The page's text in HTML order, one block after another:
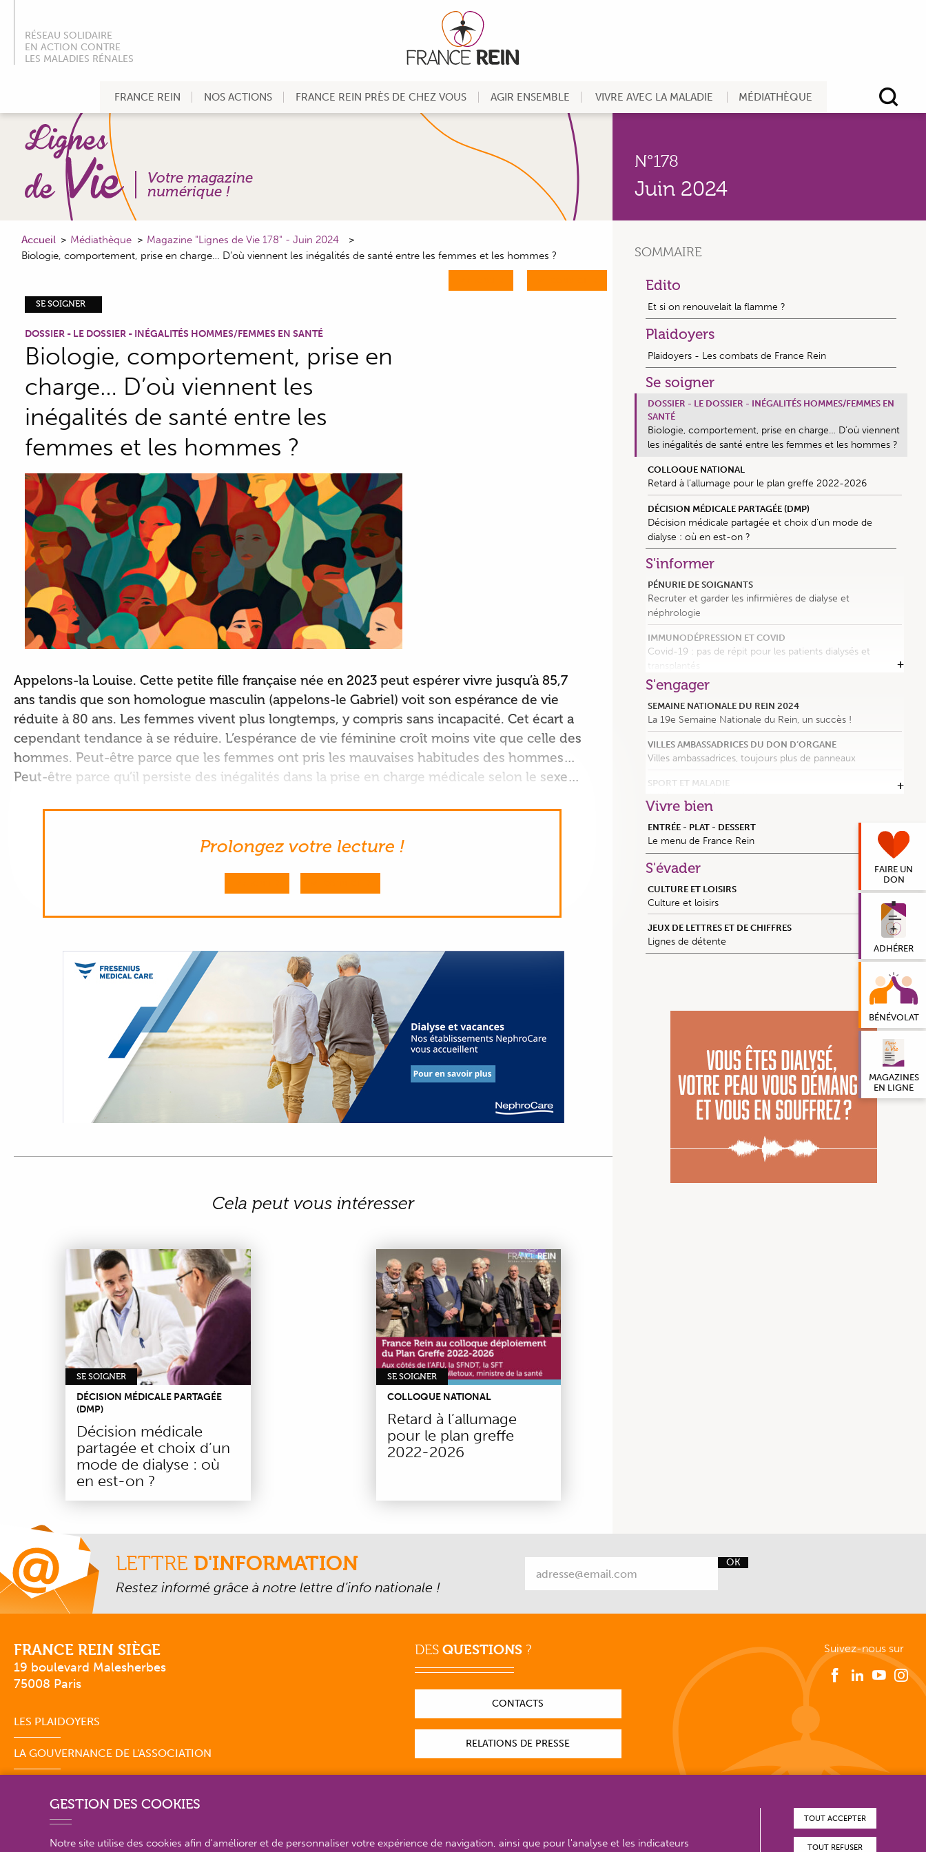
RÉSEAU SOLIDAIRE
EN ACTION CONTRE
LES MALADIES RÉNALES
FRANCE REIN NOS ACTIONS FRANCE REIN PRÈS DE CHEZ VOUS AGIR ENSEMBLE VIVRE AVEC LA MALADIE MÉDIATHÈQUE
FAIRE UN
DON
ADHÉRER
BÉNÉVOLAT
MAGAZINES
EN LIGNE
Votre magazine
numérique !
N°178
Juin 2024
Accueil Médiathèque
Magazine "Lignes de Vie 178" - Juin 2024
Biologie, comportement, prise en charge… D’où viennent les inégalités de santé entre les femmes et les hommes ?
SE SOIGNER
DOSSIER - LE DOSSIER - INÉGALITÉS HOMMES/FEMMES EN SANTÉ
Biologie, comportement, prise en
charge… D’où viennent les
inégalités de santé entre les
femmes et les hommes ?
Appelons-la Louise. Cette petite fille française née en 2023 peut espérer vivre jusqu’à 85,7
ans tandis que son homologue masculin (appelons-le Gabriel) voit son espérance de vie
réduite à 80 ans. Les femmes vivent plus longtemps, y compris sans incapacité. Cet écart a
cependant tendance à se réduire. L’espérance de vie féminine croît moins vite que celle des
hommes. Peut-être parce que les femmes ont pris les mauvaises habitudes des hommes…
Peut-être parce qu’il persiste des inégalités dans la prise en charge médicale selon le sexe…
Prolongez votre lecture !
Cela peut vous intéresser
SE SOIGNER
DÉCISION MÉDICALE PARTAGÉE
(DMP)
Décision médicale
partagée et choix d’un
mode de dialyse : où
en est-on ?
SE SOIGNER
COLLOQUE NATIONAL
Retard à l’allumage
pour le plan greffe
2022-2026
SOMMAIRE
Edito
Et si on renouvelait la flamme ?
Plaidoyers
Plaidoyers - Les combats de France Rein
Se soigner
DOSSIER - LE DOSSIER - INÉGALITÉS HOMMES/FEMMES EN
SANTÉ
Biologie, comportement, prise en charge… D’où viennent
les inégalités de santé entre les femmes et les hommes ?
COLLOQUE NATIONAL
Retard à l’allumage pour le plan greffe 2022-2026
DÉCISION MÉDICALE PARTAGÉE (DMP)
Décision médicale partagée et choix d’un mode de
dialyse : où en est-on ?
S'informer
PÉNURIE DE SOIGNANTS
Recruter et garder les infirmières de dialyse et
néphrologie
IMMUNODÉPRESSION ET COVID
Covid-19 : pas de répit pour les patients dialysés et
transplantés
4E COLLOQUE INTERNATIONAL SUR LE PARTENARIAT DE
SOINS AVEC LES PATIENTS
Pour une reconnaissance du patient-partenaire
PROJET DE LOI FIN DE VIE
Et s’il devenait possible de mieux mourir ?
BRÈVES
S'engager
SEMAINE NATIONALE DU REIN 2024
La 19e Semaine Nationale du Rein, un succès !
VILLES AMBASSADRICES DU DON D’ORGANE
Villes ambassadrices, toujours plus de panneaux
SPORT ET MALADIE
RENCONTRES FRANCE REIN ET ÉLÈVES
Quand France Rein s’invite au collège
Vivre bien
ENTRÉE - PLAT - DESSERT
Le menu de France Rein
S'évader
CULTURE ET LOISIRS
Culture et loisirs
JEUX DE LETTRES ET DE CHIFFRES
Lignes de détente
LETTRE D'INFORMATION
Restez informé grâce à notre lettre d’info nationale !
OK
FRANCE REIN SIÈGE
19 boulevard Malesherbes
75008 Paris
LES PLAIDOYERS
LA GOUVERNANCE DE L'ASSOCIATION
DES QUESTIONS?
CONTACTS
RELATIONS DE PRESSE
Suivez-nous sur
GESTION DES COOKIES
Notre site utilise des cookies afin d'améliorer et de personnaliser votre expérience de navigation, ainsi que pour l'analyse et les indicateurs
TOUT ACCEPTER
TOUT REFUSER